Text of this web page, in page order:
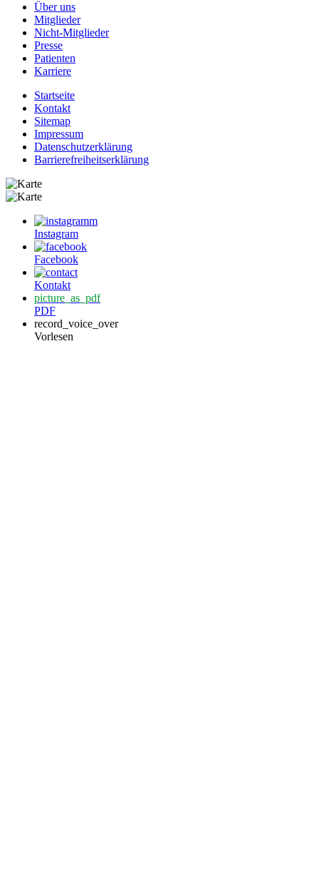
Über uns
Mitglieder
Nicht-Mitglieder
Presse
Patienten
Karriere
Startseite
Kontakt
Sitemap
Impressum
Datenschutzerklärung
Barrierefreiheitserklärung
Instagram
Facebook
Kontakt
picture_as_pdf
PDF
record_voice_over
Vorlesen